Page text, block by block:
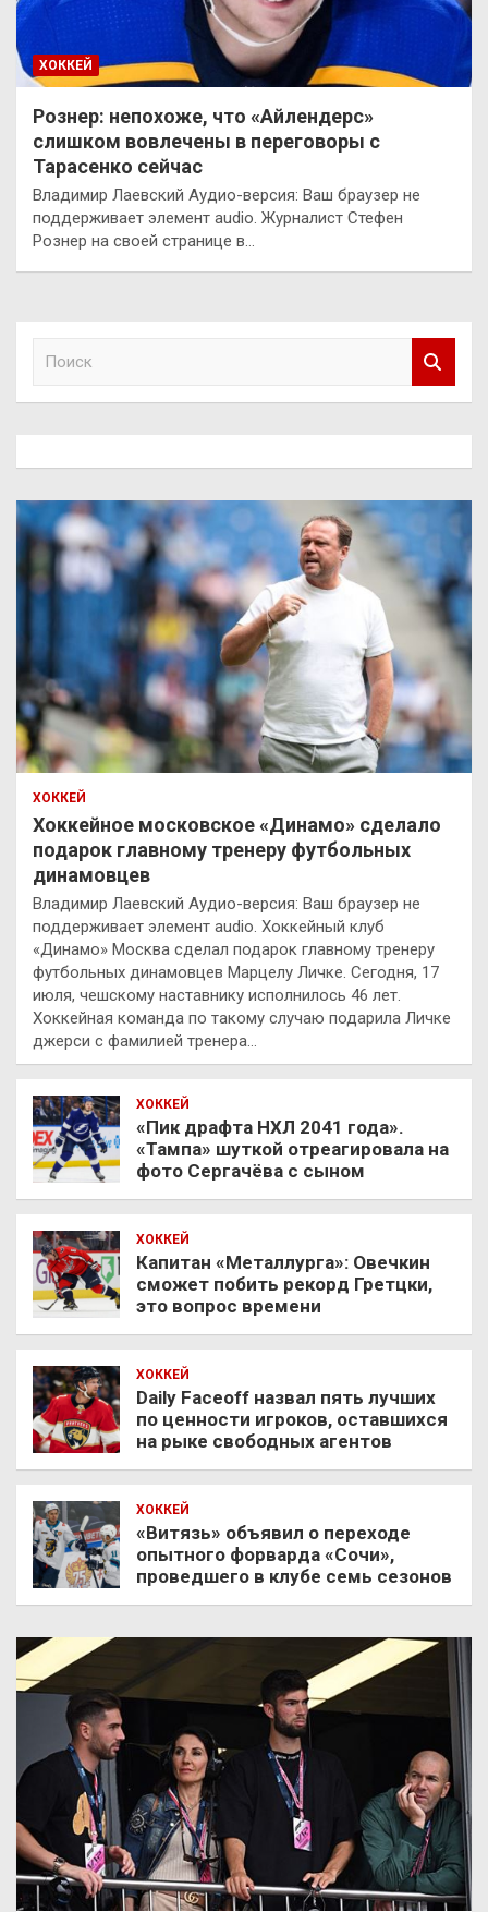
ХОККЕЙ
Рознер: непохоже, что «Айлендерс»
слишком вовлечены в переговоры с
Тарасенко сейчас
Владимир Лаевский Аудио-версия: Ваш браузер не
поддерживает элемент audio. Журналист Стефен
Рознер на своей странице в…
ХОККЕЙ
Хоккейное московское «Динамо» сделало
подарок главному тренеру футбольных
динамовцев
Владимир Лаевский Аудио-версия: Ваш браузер не
поддерживает элемент audio. Хоккейный клуб
«Динамо» Москва сделал подарок главному тренеру
футбольных динамовцев Марцелу Личке. Сегодня, 17
июля, чешскому наставнику исполнилось 46 лет.
Хоккейная команда по такому случаю подарила Личке
джерси с фамилией тренера…
ХОККЕЙ
«Пик драфта НХЛ 2041 года».
«Тампа» шуткой отреагировала на
фото Сергачёва с сыном
ХОККЕЙ
Капитан «Металлурга»: Овечкин
сможет побить рекорд Гретцки,
это вопрос времени
ХОККЕЙ
Daily Faceoff назвал пять лучших
по ценности игроков, оставшихся
на рыке свободных агентов
ХОККЕЙ
«Витязь» объявил о переходе
опытного форварда «Сочи»,
проведшего в клубе семь сезонов